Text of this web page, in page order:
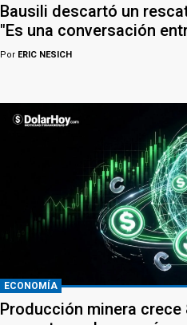
Bausili descartó un
"Es una conversación
Por ERIC NESICH
ECONOMÍA
Producción minera crece